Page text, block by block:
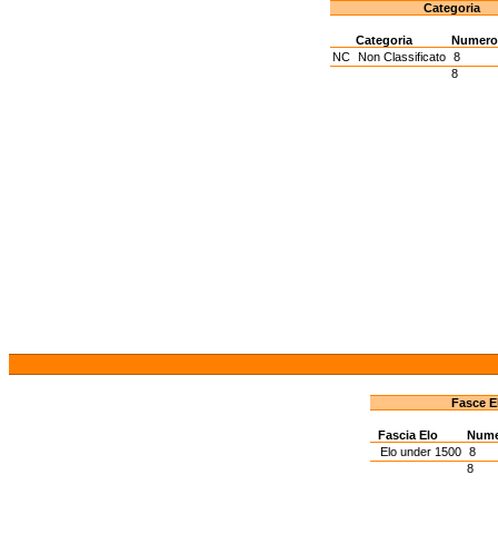
Categoria
Categoria Numero
NC Non Classificato 8
8
Fasce
Fascia Elo
Elo under 1500 8
8